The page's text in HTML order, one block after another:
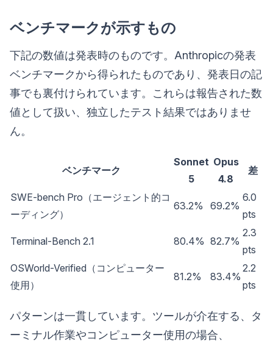
ベンチマークが示すもの
下記の数値は発表時のものです。Anthropicの発表
ベンチマークから得られたものであり、発表日の記
事でも裏付けられています。これらは報告された数
値として扱い、独立したテスト結果ではありませ
ん。
ベンチマーク
Sonnet
5
Opus
4.8
差
SWE-bench Pro（エージェント的コ
ーディング）
63.2% 69.2%
6.0
pts
Terminal-Bench 2.1 80.4% 82.7%
2.3
pts
OSWorld-Verified（コンピューター
使用）
81.2% 83.4%
2.2
pts
パターンは一貫しています。ツールが介在する、タ
ーミナル作業やコンピューター使用の場合、